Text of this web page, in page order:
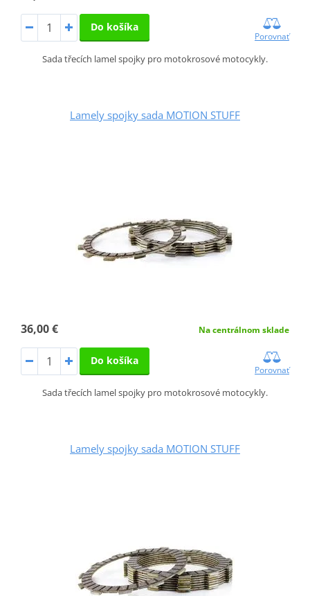
Do košíka
Porovnať
Sada třecích lamel spojky pro motokrosové motocykly.
Lamely spojky sada MOTION STUFF
36,00 € Na centrálnom sklade
Do košíka
Porovnať
Sada třecích lamel spojky pro motokrosové motocykly.
Lamely spojky sada MOTION STUFF